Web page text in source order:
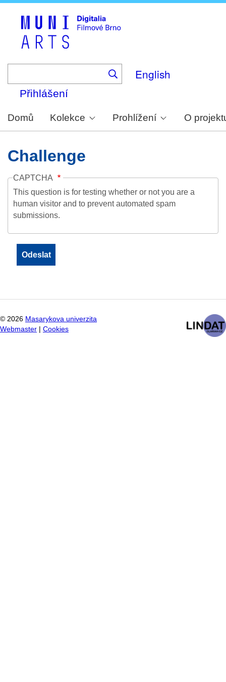
English
Přihlášení
Domů Kolekce Prohlížení O
Challenge
CAPTCHA
This question is for testing whether or not you are a
human visitor and to prevent automated spam
submissions.
© 2026 Masarykova univerzita
Webmaster
Cookies